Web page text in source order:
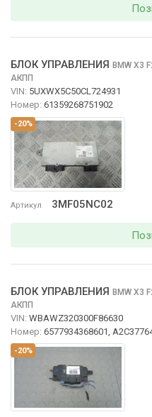
-20%
Артикул 3MF05NC02
БЛОК УПРАВЛЕНИЯ BMW X3
АКПП
VIN: 5UXWX5C50CL724931
Номер: 61359268751902
-20%
БЛОК УПРАВЛЕНИЯ BMW X3
АКПП
VIN: WBAWZ320300F86630
Номер: 6577934368601,